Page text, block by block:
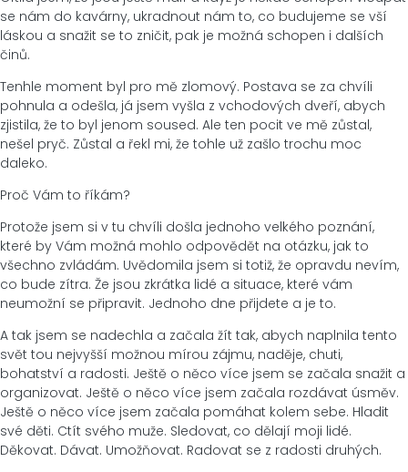
se nám do kavárny, ukradnout nám to, co budujeme se vší
láskou a snažit se to zničit, pak je možná schopen i dalších
činů.
Tenhle moment byl pro mě zlomový. Postava se za chvíli
pohnula a odešla, já jsem vyšla z vchodových dveří, abych
zjistila, že to byl jenom soused. Ale ten pocit ve mě zůstal,
nešel pryč. Zůstal a řekl mi, že tohle už zašlo trochu moc
daleko.
Proč Vám to říkám?
Protože jsem si v tu chvíli došla jednoho velkého poznání,
které by Vám možná mohlo odpovědět na otázku, jak to
všechno zvládám. Uvědomila jsem si totiž, že opravdu nevím,
co bude zítra. Že jsou zkrátka lidé a situace, které vám
neumožní se připravit. Jednoho dne přijdete a je to.
A tak jsem se nadechla a začala žít tak, abych naplnila tento
svět tou nejvyšší možnou mírou zájmu, naděje, chuti,
bohatství a radosti. Ještě o něco více jsem se začala snažit a
organizovat. Ještě o něco více jsem začala rozdávat úsměv.
Ještě o něco více jsem začala pomáhat kolem sebe. Hladit
své děti. Ctít svého muže. Sledovat, co dělají moji lidé.
Děkovat. Dávat. Umožňovat. Radovat se z radosti druhých.